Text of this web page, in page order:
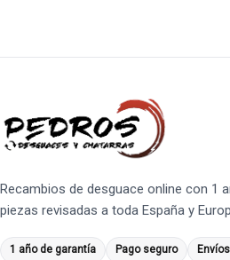
Recambios de desguace online con 1
piezas revisadas a toda España y
1 año de garantía Pago seguro